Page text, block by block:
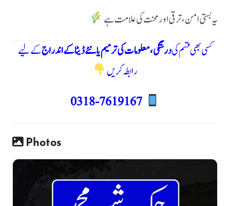
یہ بستی امن، ترقی اور محنت کی علامت ہے
کسی بھی قسم کیدرستگی، معلومات کی ترمیم یا نئے ڈیٹا کے اندراجکے لیے
رابطہ کریں
0318-7619167
Photos